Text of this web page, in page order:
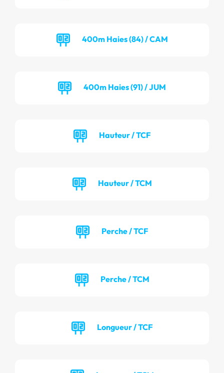
400m Haies (84) / CAM
400m Haies (91) / JUM
Hauteur / TCF
Hauteur / TCM
Perche / TCF
Perche / TCM
Longueur / TCF